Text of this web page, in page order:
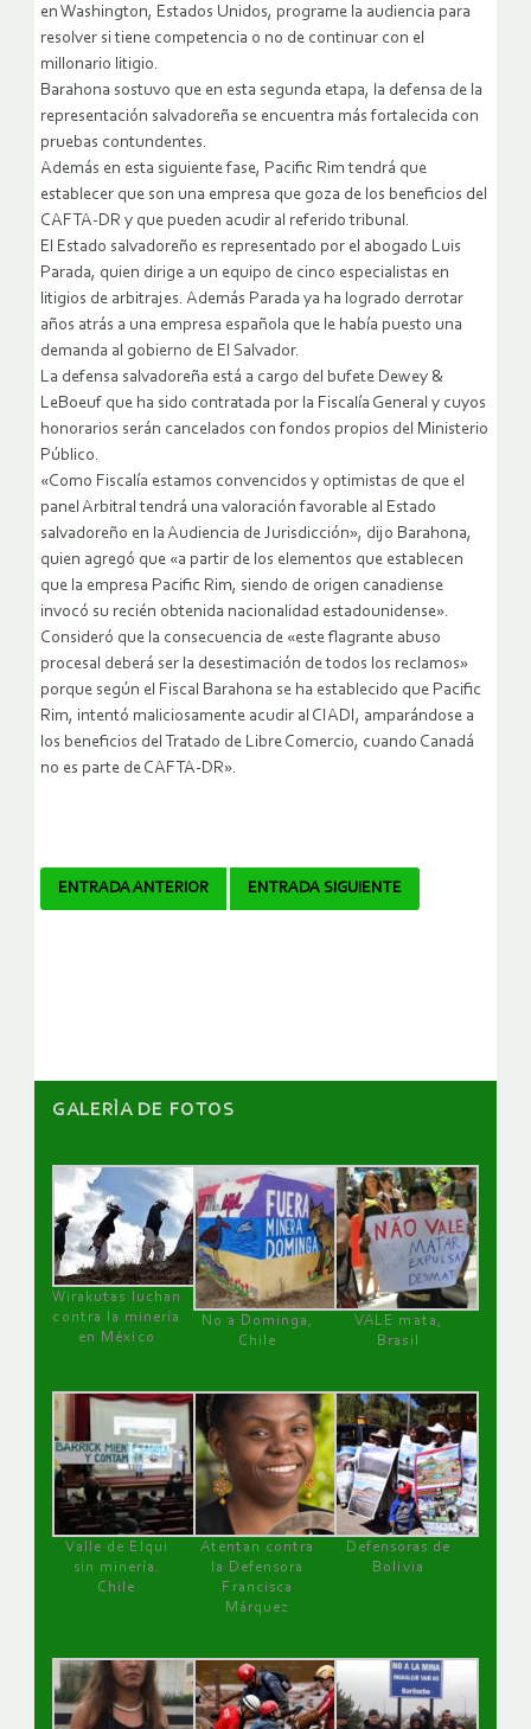
en Washington, Estados Unidos, programe la audiencia para
resolver si tiene competencia o no de continuar con el
millonario litigio.
Barahona sostuvo que en esta segunda etapa, la defensa de la
representación salvadoreña se encuentra más fortalecida con
pruebas contundentes.
Además en esta siguiente fase, Pacific Rim tendrá que
establecer que son una empresa que goza de los beneficios del
CAFTA-DR y que pueden acudir al referido tribunal.
El Estado salvadoreño es representado por el abogado Luis
Parada, quien dirige a un equipo de cinco especialistas en
litigios de arbitrajes. Además Parada ya ha logrado derrotar
años atrás a una empresa española que le había puesto una
demanda al gobierno de El Salvador.
La defensa salvadoreña está a cargo del bufete Dewey &
LeBoeuf que ha sido contratada por la Fiscalía General y cuyos
honorarios serán cancelados con fondos propios del Ministerio
Público.
«Como Fiscalía estamos convencidos y optimistas de que el
panel Arbitral tendrá una valoración favorable al Estado
salvadoreño en la Audiencia de Jurisdicción», dijo Barahona,
quien agregó que «a partir de los elementos que establecen
que la empresa Pacific Rim, siendo de origen canadiense
invocó su recién obtenida nacionalidad estadounidense».
Consideró que la consecuencia de «este flagrante abuso
procesal deberá ser la desestimación de todos los reclamos»
porque según el Fiscal Barahona se ha establecido que Pacific
Rim, intentó maliciosamente acudir al CIADI, amparándose a
los beneficios del Tratado de Libre Comercio, cuando Canadá
no es parte de CAFTA-DR».
Navegador
ENTRADA ANTERIOR ENTRADA SIGUIENTE
GALERÌA DE FOTOS
Wirakutas luchan
contra la minería
en México
No a Dominga,
Chile
VALE mata,
Brasil
Valle de Elqui
sin minería.
Chile
Atentan contra
la Defensora
Francisca
Márquez
Defensoras de
Bolivia